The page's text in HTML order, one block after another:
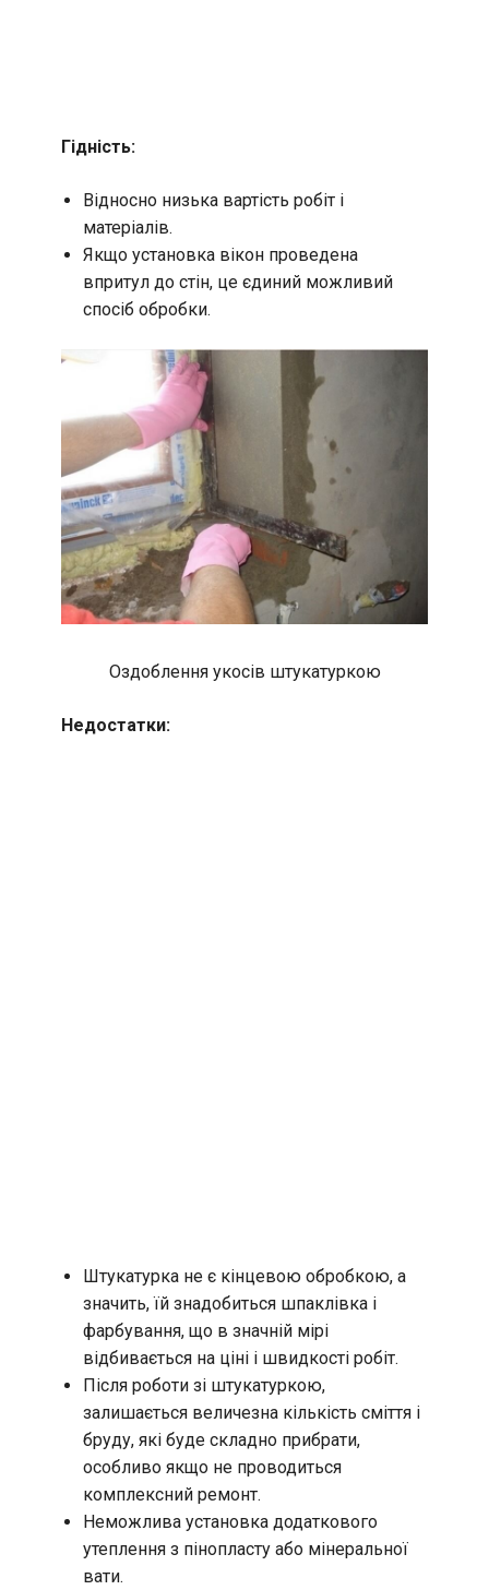
Гідність:
Відносно низька вартість робіт і
матеріалів.
Якщо установка вікон проведена
впритул до стін, це єдиний можливий
спосіб обробки.
Оздоблення укосів штукатуркою
Недостатки:
Штукатурка не є кінцевою обробкою, а
значить, їй знадобиться шпаклівка і
фарбування, що в значній мірі
відбивається на ціні і швидкості робіт.
Після роботи зі штукатуркою,
залишається величезна кількість сміття і
бруду, які буде складно прибрати,
особливо якщо не проводиться
комплексний ремонт.
Неможлива установка додаткового
утеплення з пінопласту або мінеральної
вати.